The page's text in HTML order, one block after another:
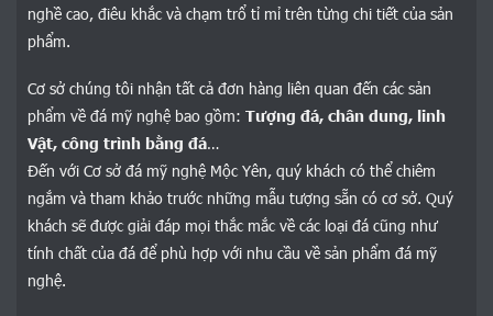
nghề cao, điêu khắc và chạm trổ tỉ mỉ trên từng chi tiết của sản
phẩm.
Cơ sở chúng tôi nhận tất cả đơn hàng liên quan đến các sản
phẩm về đá mỹ nghệ bao gồm: Tượng đá, chân dung, linh
Vật, công trình bằng đá…
Đến với Cơ sở đá mỹ nghệ Mộc Yên, quý khách có thể chiêm
ngắm và tham khảo trước những mẫu tượng sẵn có cơ sở. Quý
khách sẽ được giải đáp mọi thắc mắc về các loại đá cũng như
tính chất của đá để phù hợp với nhu cầu về sản phẩm đá mỹ
nghệ.